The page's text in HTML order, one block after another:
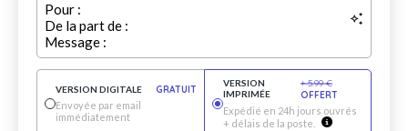
Pour :
De la part de :
Message :
VERSION DIGITALE
GRATUIT
Envoyée par email
immédiatement
VERSION
IMPRIMÉE
+5.99 €
OFFERT
Expédié en 24h jours ouvrés
+ délais de la poste.